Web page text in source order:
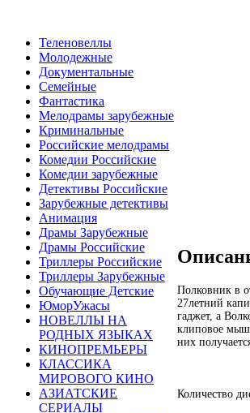
Теленовеллы
Молодежные
Документальные
Семейные
Фантастика
Мелодрамы зарубежные
Криминальные
Российские мелодрамы
Комедии Российские
Комедии зарубежные
Детективы Российские
Зарубежные детективы
Анимация
Драмы Зарубежные
Драмы Российские
Триллеры Российские
Триллеры Зарубежные
Обучающие Детские
ЮморУжасы
НОВЕЛЛЫ НА
РОДНЫХ ЯЗЫКАХ
КИНОПРЕМЬЕРЫ
КЛАССИКА
МИРОВОГО КИНО
АЗИАТСКИЕ
СЕРИАЛЫ
Полковник в
27летний
гаджет, а
клиповое
них
Количество